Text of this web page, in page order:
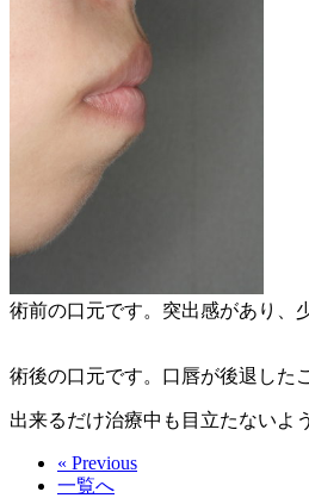
術前の口元です。突出感があり、
術後の口元です。口唇が後退した
出来るだけ治療中も目立たないよ
« Previous
一覧へ